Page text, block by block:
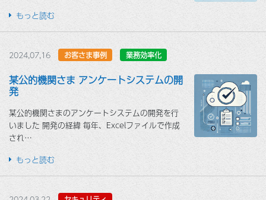
もっと読む
2024,07,16 お客さま事例 業務効率化
某公的機関さま アンケートシステムの開
発
某公的機関さまのアンケートシステムの開発を行
いました 開発の経緯 毎年、Excelファイルで作成
され…
もっと読む